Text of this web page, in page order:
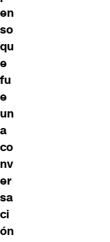
en
so
qu
e
fu
e
un
a
co
nv
er
sa
ci
ón